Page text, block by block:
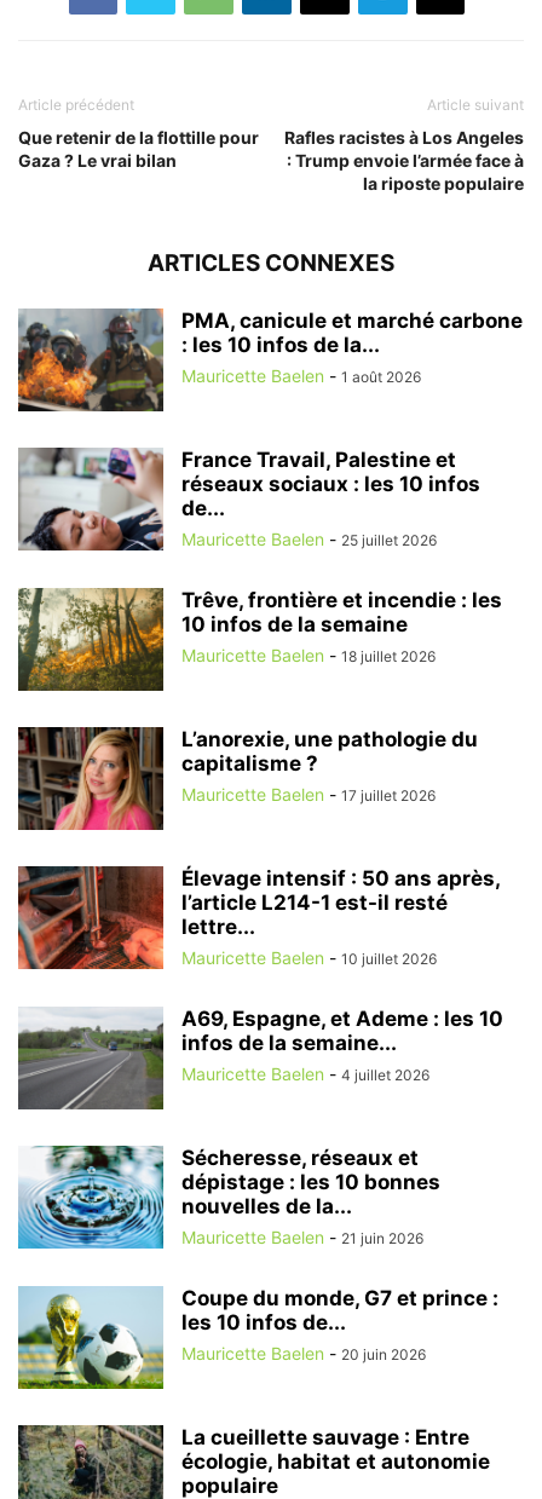
Article précédent
Que retenir de la flottille pour
Gaza ? Le vrai bilan
Article suivant
Rafles racistes à Los Angeles
: Trump envoie l’armée face à
la riposte populaire
ARTICLES CONNEXES
PMA, canicule et marché carbone
: les 10 infos de la...
Mauricette Baelen - 1 août 2026
France Travail, Palestine et
réseaux sociaux : les 10 infos
de...
Mauricette Baelen - 25 juillet 2026
Trêve, frontière et incendie : les
10 infos de la semaine
Mauricette Baelen - 18 juillet 2026
L’anorexie, une pathologie du
capitalisme ?
Mauricette Baelen - 17 juillet 2026
Élevage intensif : 50 ans après,
l’article L214-1 est-il resté
lettre...
Mauricette Baelen - 10 juillet 2026
A69, Espagne, et Ademe : les 10
infos de la semaine...
Mauricette Baelen - 4 juillet 2026
Sécheresse, réseaux et
dépistage : les 10 bonnes
nouvelles de la...
Mauricette Baelen - 21 juin 2026
Coupe du monde, G7 et prince :
les 10 infos de...
Mauricette Baelen - 20 juin 2026
La cueillette sauvage : Entre
écologie, habitat et autonomie
populaire